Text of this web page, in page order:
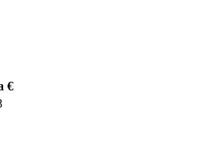
€